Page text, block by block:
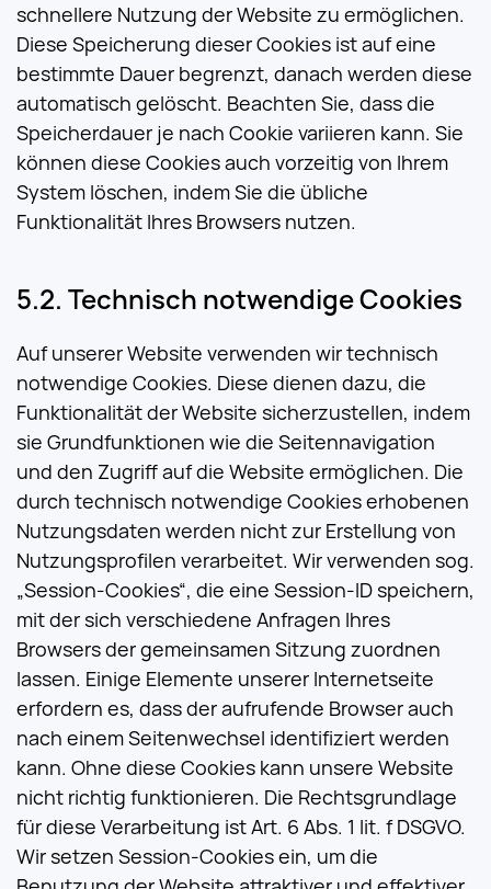
schnellere Nutzung der Website zu ermöglichen.
Diese Speicherung dieser Cookies ist auf eine
bestimmte Dauer begrenzt, danach werden diese
automatisch gelöscht. Beachten Sie, dass die
Speicherdauer je nach Cookie variieren kann. Sie
können diese Cookies auch vorzeitig von Ihrem
System löschen, indem Sie die übliche
Funktionalität Ihres Browsers nutzen.
Technisch notwendige Cookies
Auf unserer Website verwenden wir technisch
notwendige Cookies. Diese dienen dazu, die
Funktionalität der Website sicherzustellen, indem
sie Grundfunktionen wie die Seitennavigation
und den Zugriff auf die Website ermöglichen. Die
durch technisch notwendige Cookies erhobenen
Nutzungsdaten werden nicht zur Erstellung von
Nutzungsprofilen verarbeitet. Wir verwenden sog.
„Session-Cookies“, die eine Session-ID speichern,
mit der sich verschiedene Anfragen Ihres
Browsers der gemeinsamen Sitzung zuordnen
lassen. Einige Elemente unserer Internetseite
erfordern es, dass der aufrufende Browser auch
nach einem Seitenwechsel identifiziert werden
kann. Ohne diese Cookies kann unsere Website
nicht richtig funktionieren. Die Rechtsgrundlage
für diese Verarbeitung ist Art. 6 Abs. 1 lit. f DSGVO.
Wir setzen Session-Cookies ein, um die